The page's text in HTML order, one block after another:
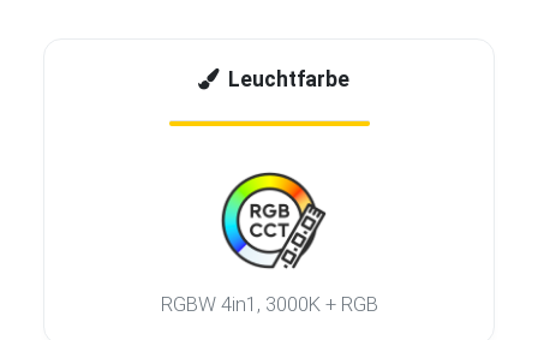
Leuchtfarbe
RGBW 4in1, 3000K + RGB